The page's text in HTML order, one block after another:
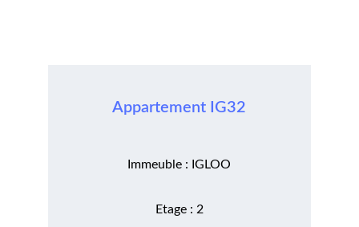
Appartement IG32
Immeuble : IGLOO
Etage : 2